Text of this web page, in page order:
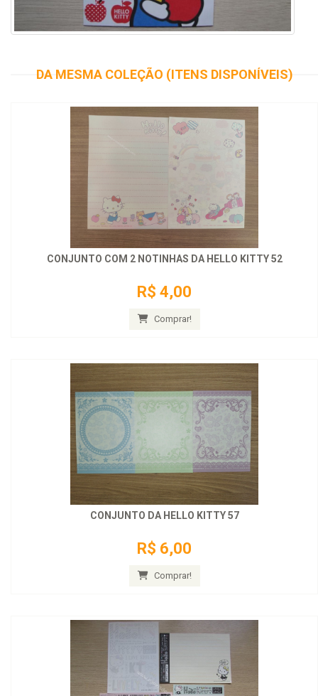
DA MESMA COLEÇÃO (ITENS DISPONÍVEIS)
CONJUNTO COM 2 NOTINHAS DA HELLO KITTY 52
R$ 4,00
Comprar!
CONJUNTO DA HELLO KITTY 57
R$ 6,00
Comprar!